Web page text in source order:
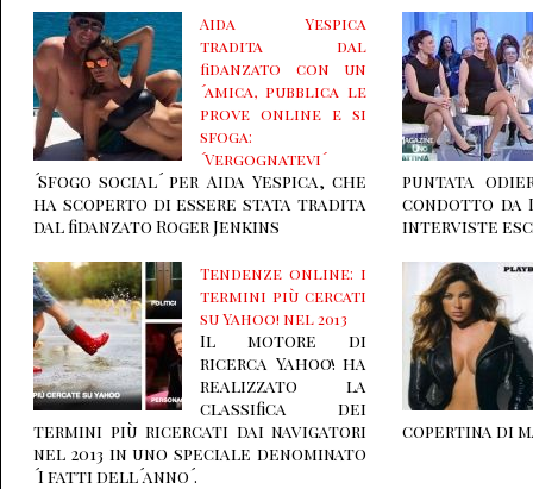
Aida Yespica
tradita dal
fidanzato con un
´amica, pubblica le
prove online e si
sfoga:
´Vergognatevi´
´Sfogo social´ per Aida Yespica, che
ha scoperto di essere stata tradita
dal fidanzato Roger Jenkins
puntata
condotto da
interviste
Tendenze online: i
termini più cercati
su Yahoo! nel 2013
Il motore di
ricerca Yahoo! ha
realizzato la
classifica dei
termini più ricercati dai navigatori
nel 2013 in uno speciale denominato
´I fatti dell´anno´.
copertina di